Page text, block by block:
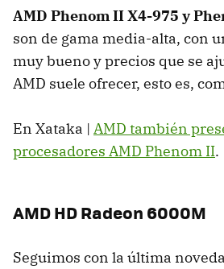
AMD Phenom II X4-975 y
son de gama media-alta, con
muy bueno y precios que se
AMD suele ofrecer, esto es,
En Xataka | AMD también
procesadores AMD Phenom II.
AMDHD Radeon 6000M
Seguimos con la última